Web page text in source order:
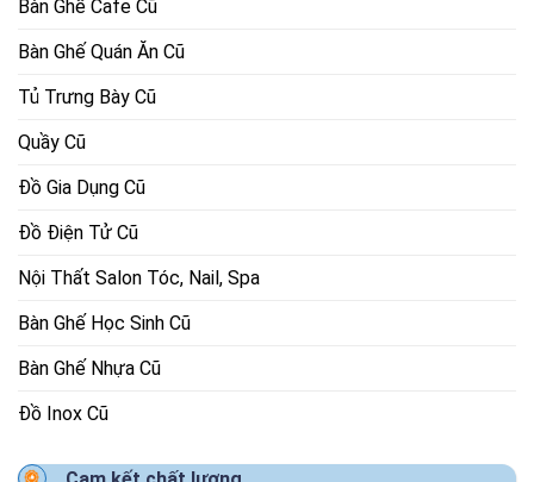
Bàn Ghế Cafe Cũ
Bàn Ghế Quán Ăn Cũ
Tủ Trưng Bày Cũ
Quầy Cũ
Đồ Gia Dụng Cũ
Đồ Điện Tử Cũ
Nội Thất Salon Tóc, Nail, Spa
Bàn Ghế Học Sinh Cũ
Bàn Ghế Nhựa Cũ
Đồ Inox Cũ